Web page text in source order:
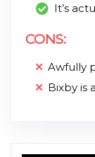
It’s
CONS:
Awfully
Bixby is